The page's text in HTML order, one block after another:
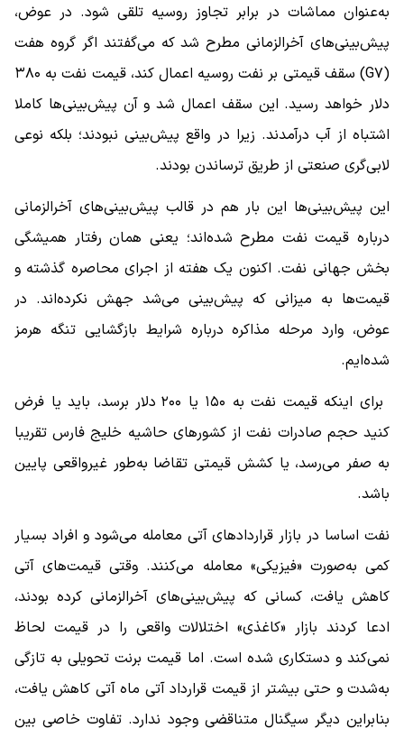
به‌عنوان مماشات در برابر تجاوز روسیه تلقی شود. در عوض،
پیش‌بینی‌های آخرالزمانی مطرح شد که می‌گفتند اگر گروه هفت
(G۷) سقف قیمتی بر نفت روسیه اعمال کند، قیمت نفت به ۳۸۰
دلار خواهد رسید. این سقف اعمال شد و آن پیش‌بینی‌ها کاملا
اشتباه از آب درآمدند. زیرا در واقع پیش‌بینی نبودند؛ بلکه نوعی
لابی‌گری صنعتی از طریق ترساندن بودند.
این پیش‌بینی‌ها این بار هم در قالب پیش‌بینی‌های آخرالزمانی
درباره قیمت نفت مطرح شده‌اند؛ یعنی همان رفتار همیشگی
بخش جهانی نفت. اکنون یک هفته از اجرای محاصره گذشته و
قیمت‌ها به میزانی که پیش‌بینی می‌شد جهش نکرده‌اند. در
عوض، وارد مرحله مذاکره درباره شرایط بازگشایی تنگه هرمز
شده‌ایم.
برای اینکه قیمت نفت به ۱۵۰ یا ۲۰۰ دلار برسد، باید یا فرض
کنید حجم صادرات نفت از کشورهای حاشیه خلیج فارس تقریبا
به صفر می‌رسد، یا کشش قیمتی تقاضا به‌طور غیرواقعی پایین
باشد.
نفت اساسا در بازار قراردادهای آتی معامله می‌شود و افراد بسیار
کمی به‌صورت «فیزیکی» معامله می‌کنند. وقتی قیمت‌های آتی
کاهش یافت، کسانی که پیش‌بینی‌های آخرالزمانی کرده بودند،
ادعا کردند بازار «کاغذی» اختلالات واقعی را در قیمت لحاظ
نمی‌کند و دستکاری شده است. اما قیمت برنت تحویلی به تازگی
به‌شدت و حتی بیشتر از قیمت قرارداد آتی ماه آتی کاهش یافت،
بنابراین دیگر سیگنال متناقضی وجود ندارد. تفاوت خاصی بین